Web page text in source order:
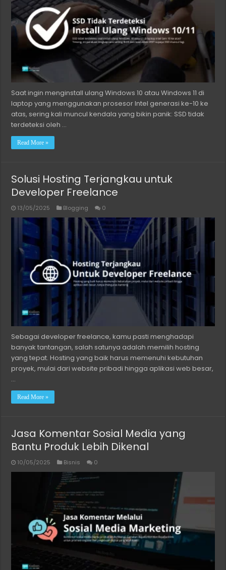
Saat ingin menginstall ulang Windows 10 atau Windows 11 di
laptop yang menggunakan prosesor Intel generasi ke-10 ke
atas, sering kali muncul kendala yang bikin panik: SSD tidak
terdeteksi oleh …
Read More »
Solusi Hosting Terjangkau untuk
Developer Freelance
13/05/2025 Blogging 0
Sebagai developer freelance, kamu pasti menghadapi
banyak tantangan, salah satunya adalah memilih hosting
yang tepat. Hosting yang baik harus memenuhi kebutuhan
proyek, mulai dari website pribadi hingga aplikasi web besar,
…
Read More »
Jasa Komentar Sosial Media yang
Bantu Produk Lebih Dikenal
10/05/2025 Bisnis 0